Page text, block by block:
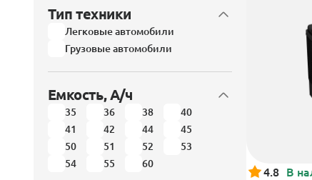
Тип техники
Легковые автомобили
Грузовые автомобили
Емкость, А/ч
35 36 38
40
41
42 44
45
50
51 52
53
54
55 60
4.8 В